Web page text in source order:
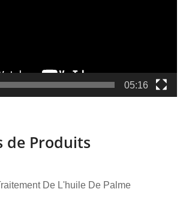
05:16
de Produits
De L'huile De Palme